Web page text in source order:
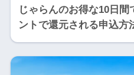
じゃらんのお得な10日
ントで還元される申込方